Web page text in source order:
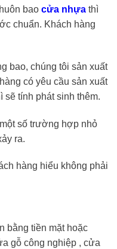
bao cửa nhựa thì
chuẩn. Khách hàng
bao, chúng tôi sản xuất
có yêu cầu sản xuất
sẽ tính phát sinh thêm.
số trường hợp nhỏ
ra.
hàng hiểu không phải
bằng tiền mặt hoặc
gỗ công nghiệp , cửa